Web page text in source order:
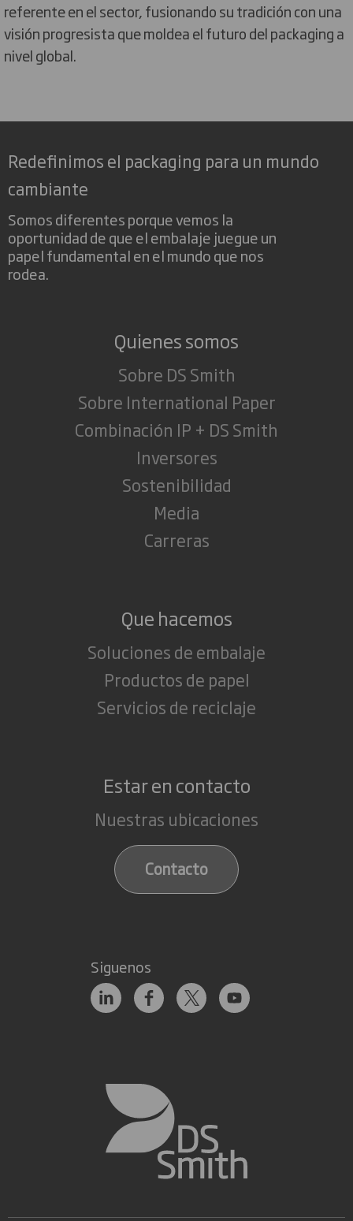
referente en el sector, fusionando su tradición con una
visión progresista que moldea el futuro del packaging a
nivel global.
Redefinimos el packaging para un mundo
cambiante
Somos diferentes porque vemos la
oportunidad de que el embalaje juegue un
papel fundamental en el mundo que nos
rodea.
Quienes somos
Sobre DS Smith
Sobre International Paper
Combinación IP + DS Smith
Inversores
Sostenibilidad
Media
Carreras
Que hacemos
Soluciones de embalaje
Productos de papel
Servicios de reciclaje
Estar en contacto
Nuestras ubicaciones
Contacto
Siguenos